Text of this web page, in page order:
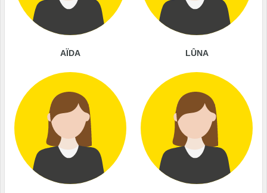
AÏDA LÛNA